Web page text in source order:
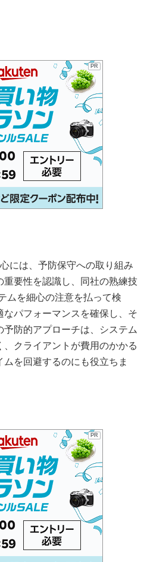
PR
には、予防保守への取り組み
重要性を認識し、同社の熟練技
ムを細心の注意を払って検
パフォーマンスを確保し、そ
防的アプローチは、システム
クライアントが費用のかかる
を回避するのにも役立ちま
PR